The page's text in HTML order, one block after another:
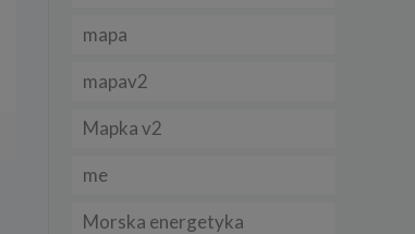
mapa
mapav2
Mapka v2
me
Morska energetyka